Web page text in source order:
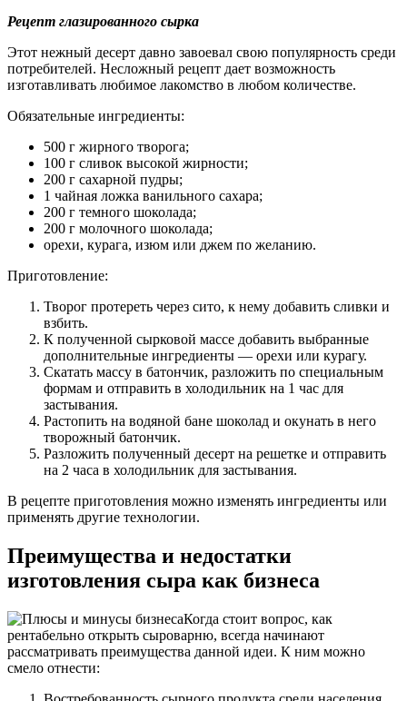
Рецепт глазированного сырка
Этот нежный десерт давно завоевал свою популярность среди
потребителей. Несложный рецепт дает возможность
изготавливать любимое лакомство в любом количестве.
Обязательные ингредиенты:
500 г жирного творога;
100 г сливок высокой жирности;
200 г сахарной пудры;
1 чайная ложка ванильного сахара;
200 г темного шоколада;
200 г молочного шоколада;
орехи, курага, изюм или джем по желанию.
Приготовление:
Творог протереть через сито, к нему добавить сливки и
взбить.
К полученной сырковой массе добавить выбранные
дополнительные ингредиенты — орехи или курагу.
Скатать массу в батончик, разложить по специальным
формам и отправить в холодильник на 1 час для
застывания.
Растопить на водяной бане шоколад и окунать в него
творожный батончик.
Разложить полученный десерт на решетке и отправить
на 2 часа в холодильник для застывания.
В рецепте приготовления можно изменять ингредиенты или
применять другие технологии.
Преимущества и недостатки
изготовления сыра как бизнеса
Когда стоит вопрос, как
рентабельно открыть сыроварню, всегда начинают
рассматривать преимущества данной идеи. К ним можно
смело отнести: